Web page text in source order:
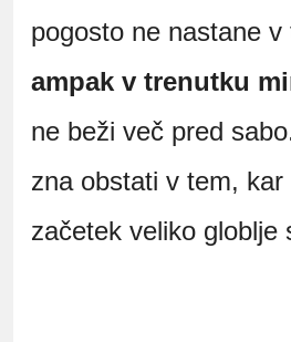
pogosto ne nastane v
ampak v trenutku
ne beži več pred
zna obstati v tem,
začetek veliko globlje